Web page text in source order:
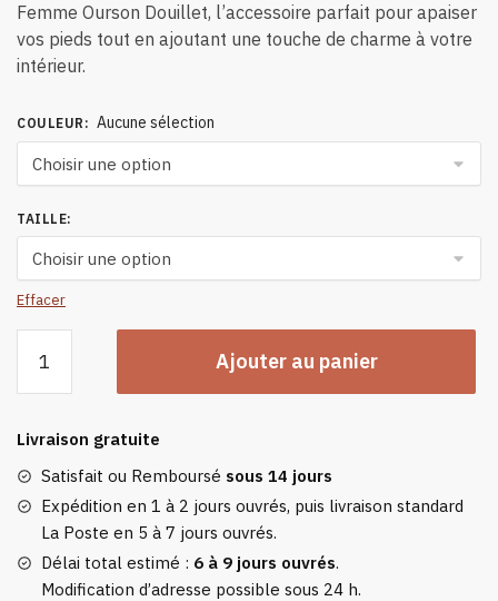
Femme Ourson Douillet, l’accessoire parfait pour apaiser
vos pieds tout en ajoutant une touche de charme à votre
intérieur.
COULEUR : Aucune sélection
TAILLE:
Effacer
Chaussons
Femme
Ourson
Douillet
Ajouter au panier
Livraison gratuite
Satisfait ou Remboursé sous 14 jours
Expédition en 1 à 2 jours ouvrés, puis livraison standard
La Poste en 5 à 7 jours ouvrés.
Délai total estimé : 6 à 9 jours ouvrés.
Modification d’adresse possible sous 24 h.